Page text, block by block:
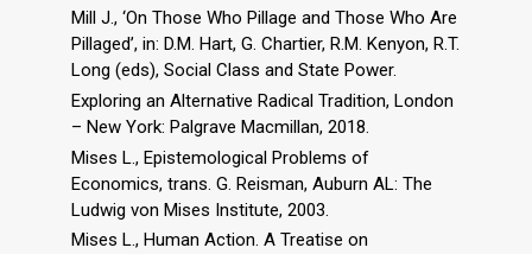
Mill J., ‘On Those Who Pillage and Those Who Are
Pillaged’, in: D.M. Hart, G. Chartier, R.M. Kenyon, R.T.
Long (eds), Social Class and State Power.
Exploring an Alternative Radical Tradition, London
– New York: Palgrave Macmillan, 2018.
Mises L., Epistemological Problems of
Economics, trans. G. Reisman, Auburn AL: The
Ludwig von Mises Institute, 2003.
Mises L., Human Action. A Treatise on